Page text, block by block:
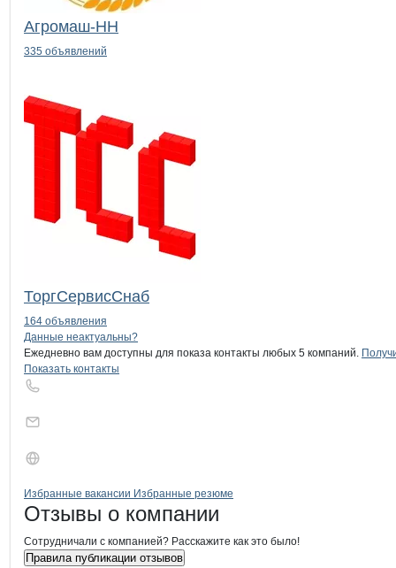
Агромаш-НН
335 объявлений
ТоргСервисСнаб
164 объявления
Контактыкомпании
+7(800)000-00-..
Данные неактуальны?
Ежедневно вам доступны для показа контакты любых 5 компаний.
Показать контакты
Брендыкомпани Эх Кленово-
Вакансии вЭх Кленово-Чегодаево
Избранные вакансии Избранные резюме
Новости oЭх Кленово-Чегодаево,
Отзывы о компании
Сотрудничали с компанией? Расскажите как это было!
Правила публикации отзывов